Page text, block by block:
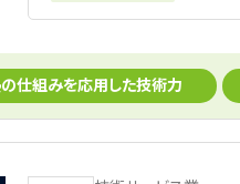
仕組みを応用した技術力